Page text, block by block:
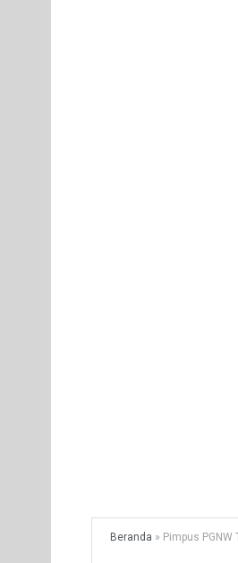
Beranda » Pimpus